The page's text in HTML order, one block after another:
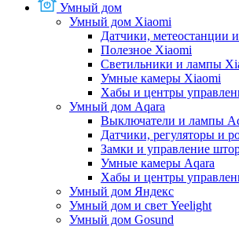
Умный дом
Умный дом Xiaomi
Датчики, метеостанции
Полезное Xiaomi
Светильники и лампы
Умные камеры Xiaomi
Хабы и центры
Умный дом Aqara
Выключатели и лампы
Датчики, регуляторы и
Замки и управление
Умные камеры Aqara
Хабы и центры
Умный дом Яндекс
Умный дом и свет Yeelight
Умный дом Gosund